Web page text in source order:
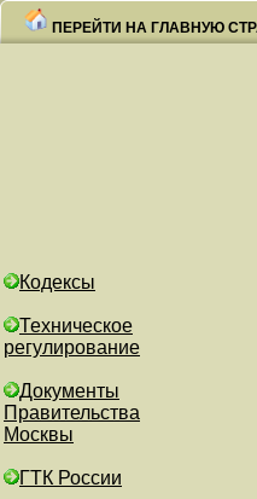
ПЕРЕЙТИ НА ГЛАВНУЮ
Кодексы
Техническое
регулирование
Документы
Правительства
Москвы
ГТК России